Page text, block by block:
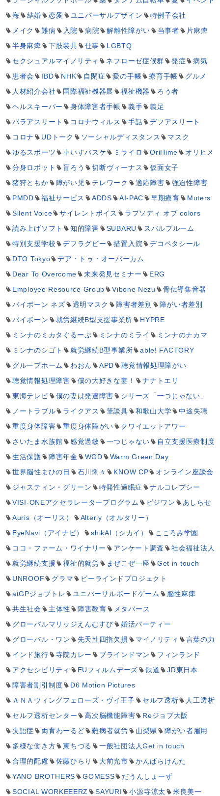
海
結婚 恋愛 ユニバーサルデザイン
特例子会社
メイク
難病 入院 病院 解離性障がい 当事者
片麻痺
半身麻痺
下肢装具 仕事
LGBTQ
セクシュアルマイノリティ
ネフローゼ症候群 発症
病気
患者会
IBD NHK 自閉症 愛の手帳 療育手帳
グルメ
人材紹介会社
国際福祉機器展 福祉機器
ろう者
ヘルスキーパー
身体障害者手帳 義手
義足
パラアスリート
コロナウィルス 手話
デフアスリート
コロナ
UDトーク ソーシャルディスタンス
マスク
ゆるスポーツ
車いすバスケ ミライロ OriHime
オリヒメ
分身ロボット
盲ろう 切断ヴィーナス
仮面女子
猪狩ともか
障がい児 テレワーク 適応障害
強迫性障害
PMDD
福祉サービス ADDS AI-PAC 早期療育
Muters
Silent Voice
サイレントボイス
ラプソディ オブ colors
読み上げソフト
知的障害 SUBARU
スバルブルーム
特別支援学校
デフラグビー 措置入院
デコペタシール
DTO Tokyo
デア・トゥ・オーバーカム
Dear To Overcome
未来発見セミナー
ERG
Employee Resource Group
Vibone Nezu
骨伝導集音器
バイボーン ネズ
透明マスク 障害者差別
障がい者差別
バイボーン
就労継続B型支援事業所
HYPRE
ミンナのミカタぐるーぷ
ミンナのミライ
ミンナのナカマ
ミンナのシゴト
就労継続B型事業所
able! FACTORY
グループホーム
わおん APD
聴覚情報処理障がい
聴覚情報処理障害
僕の大好きな妻！
ナナトエリ
東海テレビ
僕の妻は発達障害
シリーズ「一つじゃない」
ノートラブル
ライクアス 筆談具 和歌山大学
中途失聴
重度身体障害
重度身体障がい
クワイエットアワー
さいたま水族館
感覚過敏 一つじゃない
自立支援医療制度
生活保護
障害年金 WGD
Warm Green Day
世界脳性まひの日
石川悧々 KNOW CP
オンライン座談会
ジャスティン・グリーン
特発性過眠症
ナルコレプシー
VISI-ONEアクセラレータープログラム
ビジワン
あしらせ
Auris（オーリス）
Alterly（オルタリー）
EyeNavi（アイナビ）
shikAI（シカイ）
こころみ学園
ココ・ファーム・ワイナリー
アンケート調査
社会福祉法人
就労継続支援
福祉的就労 まぜこぜ一座
Get in touch
UNROOF
グラマ
ビーラインドプロジェクト
atGPジョブトレ
ユニバーサルボードゲーム
脳性麻痺
共生社会
主体性 障害教育
メタバース
グローバルマリッジえんむすび
婚活パーティー
グローバル・ワン
先天性四指欠損 マイノリティ
言葉の力
インド旅行
寺院カレー ブラインドマン
フィンランド
アクセシビリティ
EUフィルムデーズ 鉄道
JR東日本
障害者割引制度
D6 Motion Pictures
ＡＮＡウィングフェローズ・ヴイ王子
セルフ透析
人工透析
セルフ透析センター
高次脳機能障害
Reジョブ大阪
失語症
両育わーるど 難病者就労 山梨県
障がい者雇用
多様な働き方
東ちづる
一般社団法人Get in touch
合理的配慮
佐藤ひらり 大前光市
かんばらけんた
YANO BROTHERS
GOMESS
だうんしょーず
SOCIAL WORKEEERZ
SAYURI 小源寺涼太
米良美一